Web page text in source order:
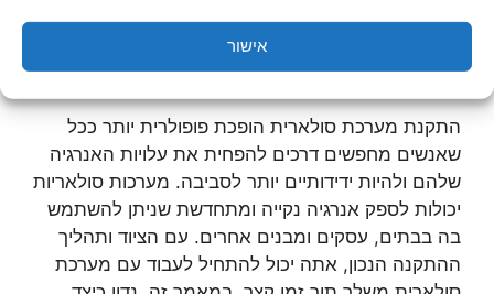
אישור
ילווה אתכם בתהליך התקנת מערכת סולארית, החל
מהבנת היסודות של אנרגיה סולארית ועד לבחירת
הרכיבים הנכונים לבית שלכם.
התקנת מערכת סולארית הופכת פופולרית יותר ככל
שאנשים מחפשים דרכים להפחית את עלויות האנרגיה
שלהם ולהיות ידידותיים יותר לסביבה. מערכות סולאריות
יכולות לספק אנרגיה נקייה ומתחדשת שניתן להשתמש
בה בבתים, עסקים ומבנים אחרים. עם הציוד ותהליך
ההתקנה הנכון, אתה יכול להתחיל לעבוד עם מערכת